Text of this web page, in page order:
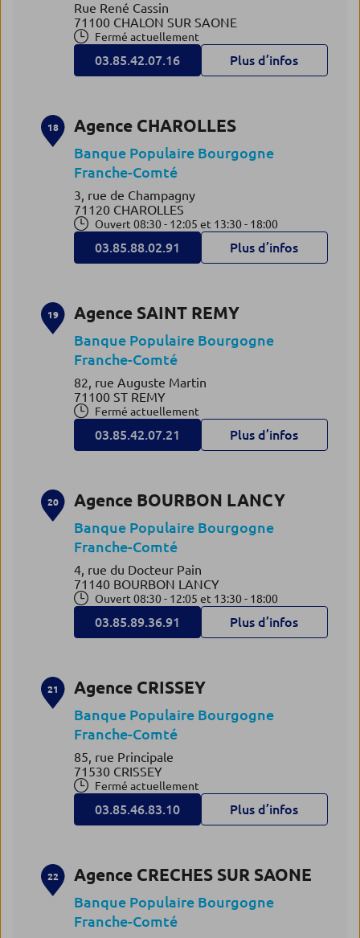
Rue René Cassin
71100 CHALON SUR SAONE
Fermé actuellement
03.85.42.07.16 Plus d’infos
18 Agence CHAROLLES
Banque Populaire Bourgogne
Franche-Comté
3, rue de Champagny
71120 CHAROLLES
Ouvert 08:30 - 12:05 et 13:30 - 18:00
03.85.88.02.91 Plus d’infos
19 Agence SAINT REMY
Banque Populaire Bourgogne
Franche-Comté
82, rue Auguste Martin
71100 ST REMY
Fermé actuellement
03.85.42.07.21 Plus d’infos
20 Agence BOURBON LANCY
Banque Populaire Bourgogne
Franche-Comté
4, rue du Docteur Pain
71140 BOURBON LANCY
Ouvert 08:30 - 12:05 et 13:30 - 18:00
03.85.89.36.91 Plus d’infos
21 Agence CRISSEY
Banque Populaire Bourgogne
Franche-Comté
85, rue Principale
71530 CRISSEY
Fermé actuellement
03.85.46.83.10 Plus d’infos
22 Agence CRECHES SUR SAONE
Banque Populaire Bourgogne
Franche-Comté